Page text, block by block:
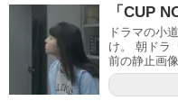
「CUP
ドラマの小
け。 朝ドラ
前の静止画